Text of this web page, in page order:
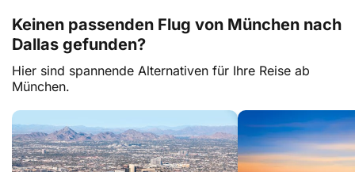
Keinen passenden Flug von München nach
Dallas gefunden?
Hier sind spannende Alternativen für Ihre Reise ab
München.